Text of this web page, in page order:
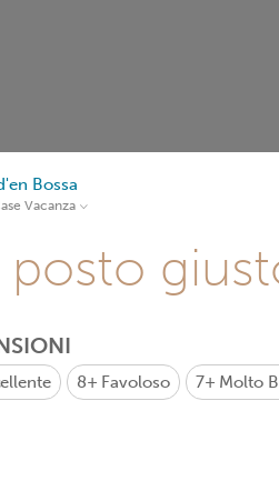
Bossa
Vacanza
posto
8+ Favoloso 7+ Molto